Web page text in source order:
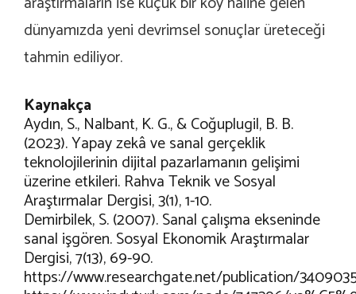
dünyamızda yeni devrimsel sonuçlar üreteceği
tahmin ediliyor.
Kaynakça
Aydın, S., Nalbant, K. G., & Coğuplugil, B. B.
(2023). Yapay zekâ ve sanal gerçeklik
teknolojilerinin dijital pazarlamanın gelişimi
üzerine etkileri. Rahva Teknik ve Sosyal
Araştırmalar Dergisi, 3(1), 1-10.
Demirbilek, S. (2007). Sanal çalışma ekseninde
sanal işgören. Sosyal Ekonomik Araştırmalar
Dergisi, 7(13), 69-90.
https://www.researchgate.net/publication/